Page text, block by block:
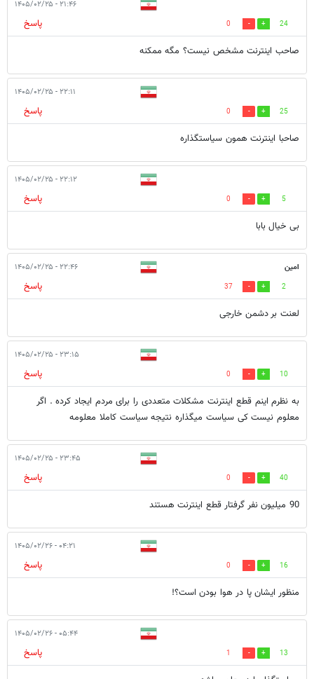
۲۱:۴۶ - ۱۴۰۵/۰۲/۲۵
24
0
پاسخ
صاحب اینترنت مشخص نیست؟ مگه ممکنه
۲۲:۱۱ - ۱۴۰۵/۰۲/۲۵
25
0
پاسخ
صاحبا اینترنت همون سیاستگذاره
۲۲:۱۲ - ۱۴۰۵/۰۲/۲۵
5
0
پاسخ
بی خیال بابا
امین ۲۲:۴۶ - ۱۴۰۵/۰۲/۲۵
2
37
پاسخ
لعنت بر دشمن خارجی
۲۳:۱۵ - ۱۴۰۵/۰۲/۲۵
10
0
پاسخ
به نظرم اینم قطع اینترنت مشکلات متعددی را برای مردم ایجاد کرده . اگر
معلوم نیست کی سیاست میگذاره نتیجه سیاست کاملا معلومه
۲۳:۴۵ - ۱۴۰۵/۰۲/۲۵
40
0
پاسخ
90 میلیون نفر گرفتار قطع اینترنت هستند
۰۴:۲۱ - ۱۴۰۵/۰۲/۲۶
16
0
پاسخ
منظور ایشان پا در هوا بودن است؟!
۰۵:۴۴ - ۱۴۰۵/۰۲/۲۶
13
1
پاسخ